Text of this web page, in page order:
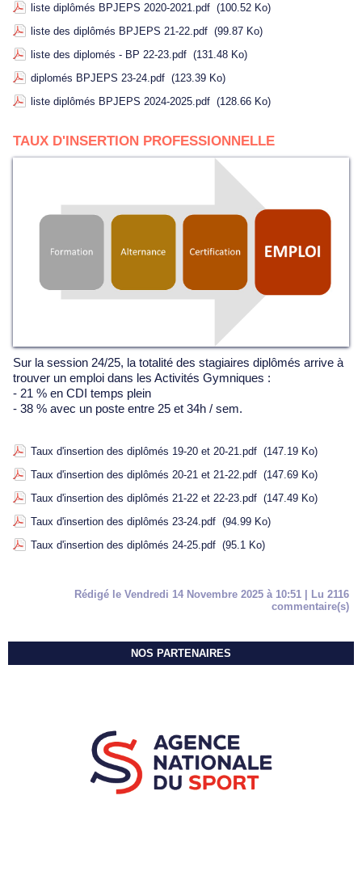
liste diplômés BPJEPS 2020-2021.pdf (100.52 Ko)
liste des diplômés BPJEPS 21-22.pdf (99.87 Ko)
liste des diplomés - BP 22-23.pdf (131.48 Ko)
diplomés BPJEPS 23-24.pdf (123.39 Ko)
liste diplômés BPJEPS 2024-2025.pdf (128.66 Ko)
TAUX D'INSERTION PROFESSIONNELLE
Sur la session 24/25, la totalité des stagiaires diplômés arrive à
trouver un emploi dans les Activités Gymniques :
- 21 % en CDI temps plein
- 38 % avec un poste entre 25 et 34h / sem.
Taux d'insertion des diplômés 19-20 et 20-21.pdf (147.19 Ko)
Taux d'insertion des diplômés 20-21 et 21-22.pdf (147.69 Ko)
Taux d'insertion des diplômés 21-22 et 22-23.pdf (147.49 Ko)
Taux d'insertion des diplômés 23-24.pdf (94.99 Ko)
Taux d'insertion des diplômés 24-25.pdf (95.1 Ko)
Rédigé le Vendredi 14 Novembre 2025 à 10:51 | Lu 2116
commentaire(s)
NOS PARTENAIRES